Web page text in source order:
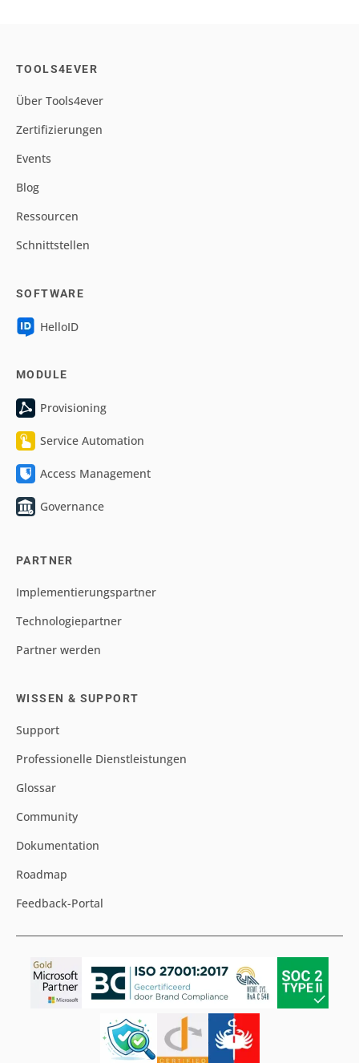
TOOLS4EVER
Über Tools4ever
Zertifizierungen
Events
Blog
Ressourcen
Schnittstellen
SOFTWARE
HelloID
MODULE
Provisioning
Service Automation
Access Management
Governance
PARTNER
Implementierungspartner
Technologiepartner
Partner werden
WISSEN & SUPPORT
Support
Professionelle Dienstleistungen
Glossar
Community
Dokumentation
Roadmap
Feedback-Portal